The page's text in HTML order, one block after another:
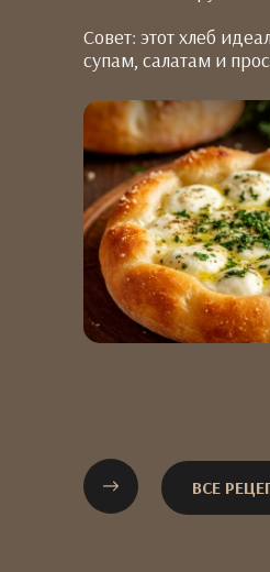
Совет: этот хлеб
супам, салатам и
ВСЕ